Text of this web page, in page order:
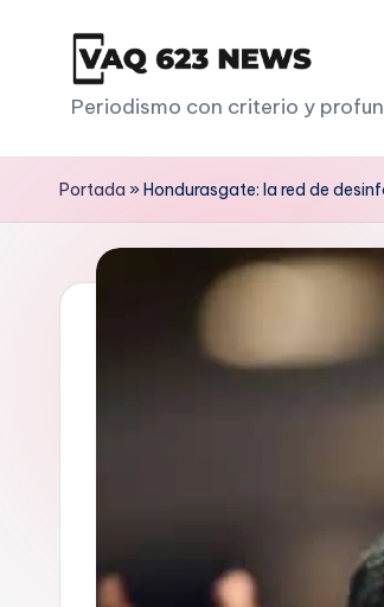
V
a
q
Periodismo con criterio y
Portada »Hondurasgate: la red de